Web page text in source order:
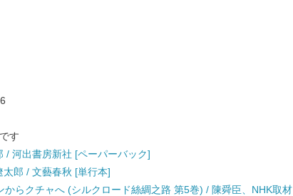
す
/ 河出書房新社 [ペーパーバック]
郎 / 文藝春秋 [単行本]
からクチャへ (シルクロード絲綢之路 第5巻) / 陳舜臣、NHK取材